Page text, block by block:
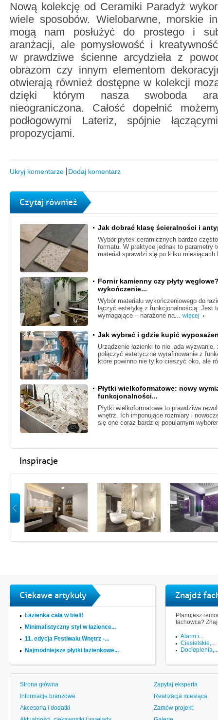
Nową kolekcję od Ceramiki Paradyż
wiele sposobów. Wielobarwne, morskie
mogą nam posłużyć do prostego i
aranżacji, ale pomysłowość i
w prawdziwe ścienne arcydzieła z
obrazom czy innym elementom
otwierają również dostępne w kolekcji
dzięki którym nasza swoboda
nieograniczona. Całość dopełnić
podłogowymi Lateriz, spójnie
propozycjami.
Ukryj komentarze Dodaj komentarz
Czytaj również
Jak dobrać klasę ścieralności i
Wybór płytek ceramicznych bardzo
formatu. W praktyce jednak to parametry
materiał sprawdzi się po kilku
Fornir kamienny czy płyty
wykończenie...
Wybór materiału wykończeniowego do
łączyć estetykę z funkcjonalnością. Jest
wymagające – narażone na... więcej
Jak wybrać i gdzie kupić
Urządzenie łazienki to nie lada
połączyć estetyczne wyrafinowanie z
które powinno nie tylko cieszyć oko, ale
Płytki wielkoformatowe: nowy
funkcjonalności...
Płytki wielkoformatowe to prawdziwa
wnętrz. Ich imponujące rozmiary i
się one coraz bardziej popularnym
Inspiracje
Ciekawe artykuły
Łazienka cała w bieli!
Minimalistyczny styl w łazience...
11. edycja Festiwalu Wnętrz -...
Najmodniejsze płytki łazienkowe...
Znajdź
Planujesz
fachowca?
Alarm i...
Ciesielskie,...
Docieplenia,...
Strona główna
Informacje branżowe
Akcesoria i dodatki
Zapytaj eksperta
Realizacja miesiąca
Zamów projekt